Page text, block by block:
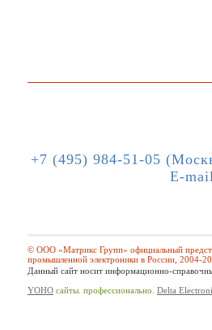
+7 (495) 984-51-05
E-
© ООО «Матрикс Групп» официальный
промышленной электроники в России, 2004-
Данный сайт носит информационно-
YOHO сайты. профессионально. Delta